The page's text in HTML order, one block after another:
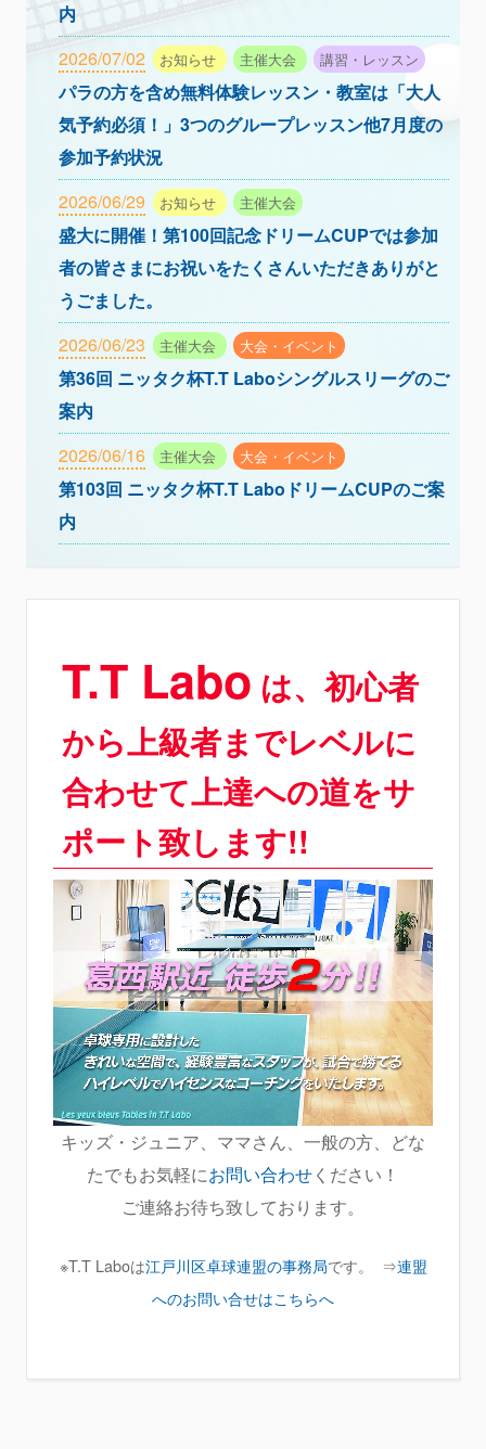
内
2026/07/02
お知らせ 主催大会 講習・レッスン
パラの方を含め無料体験レッスン・教室は「大人
気予約必須！」3つのグループレッスン他7月度の
参加予約状況
2026/06/29
お知らせ 主催大会
盛大に開催！第100回記念ドリームCUPでは参加
者の皆さまにお祝いをたくさんいただきありがと
うごました。
2026/06/23
主催大会 大会・イベント
第36回 ニッタク杯T.T Laboシングルスリーグのご
案内
2026/06/16
主催大会 大会・イベント
第103回 ニッタク杯T.T LaboドリームCUPのご案
内
T.T Labo は、初心者
から上級者までレベルに
合わせて上達への道をサ
ポート致します!!
キッズ・ジュニア、ママさん、一般の方、どな
たでもお気軽にお問い合わせください！
ご連絡お待ち致しております。
※T.T Laboは江戸川区卓球連盟の事務局です。 ⇒連盟
へのお問い合せはこちらへ